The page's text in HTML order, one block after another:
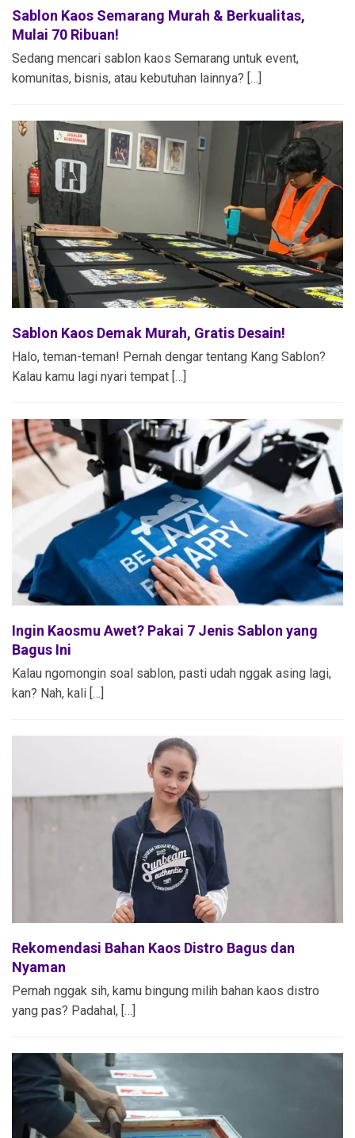
Sablon Kaos Semarang Murah & Berkualitas,
Mulai 70 Ribuan!
Sedang mencari sablon kaos Semarang untuk event,
komunitas, bisnis, atau kebutuhan lainnya? […]
Sablon Kaos Demak Murah, Gratis Desain!
Halo, teman-teman! Pernah dengar tentang Kang Sablon?
Kalau kamu lagi nyari tempat […]
Ingin Kaosmu Awet? Pakai 7 Jenis Sablon yang
Bagus Ini
Kalau ngomongin soal sablon, pasti udah nggak asing lagi,
kan? Nah, kali […]
Rekomendasi Bahan Kaos Distro Bagus dan
Nyaman
Pernah nggak sih, kamu bingung milih bahan kaos distro
yang pas? Padahal, […]